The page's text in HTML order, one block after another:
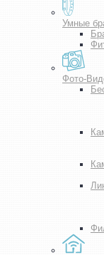
Умные
Фото-